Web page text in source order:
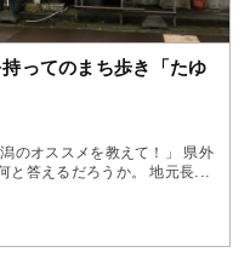
ってのまち歩き「たゆ
のオススメを教えて！」 県外
と答えるだろうか。 地元長...